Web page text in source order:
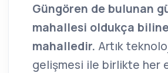
Güngören de bulunan
mahallesi oldukça
mahalledir. Artık
gelişmesi ile birlikte her